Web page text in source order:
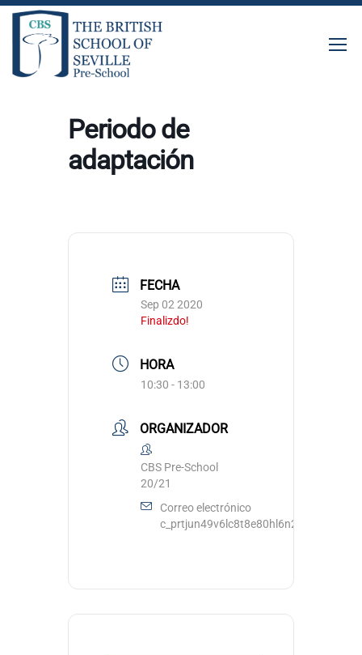
Periodo de
adaptación
FECHA
Sep 02 2020
Finalizdo!
HORA
10:30 - 13:00
ORGANIZADOR
CBS Pre-School
20/21
Correo electrónico